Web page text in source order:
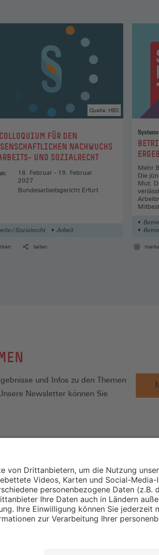
FÜR DEN
NACHWUCHS
UND SOZIALRECHT
Quelle: HBS
18. Februar - 19. Februar
2027
Bundesarbeitsgericht Erfurt
Sozialrecht Arbeit
teilen
:
Mehr
Die
Mut.
und Infos zu den Themen
Newsletter können Sie